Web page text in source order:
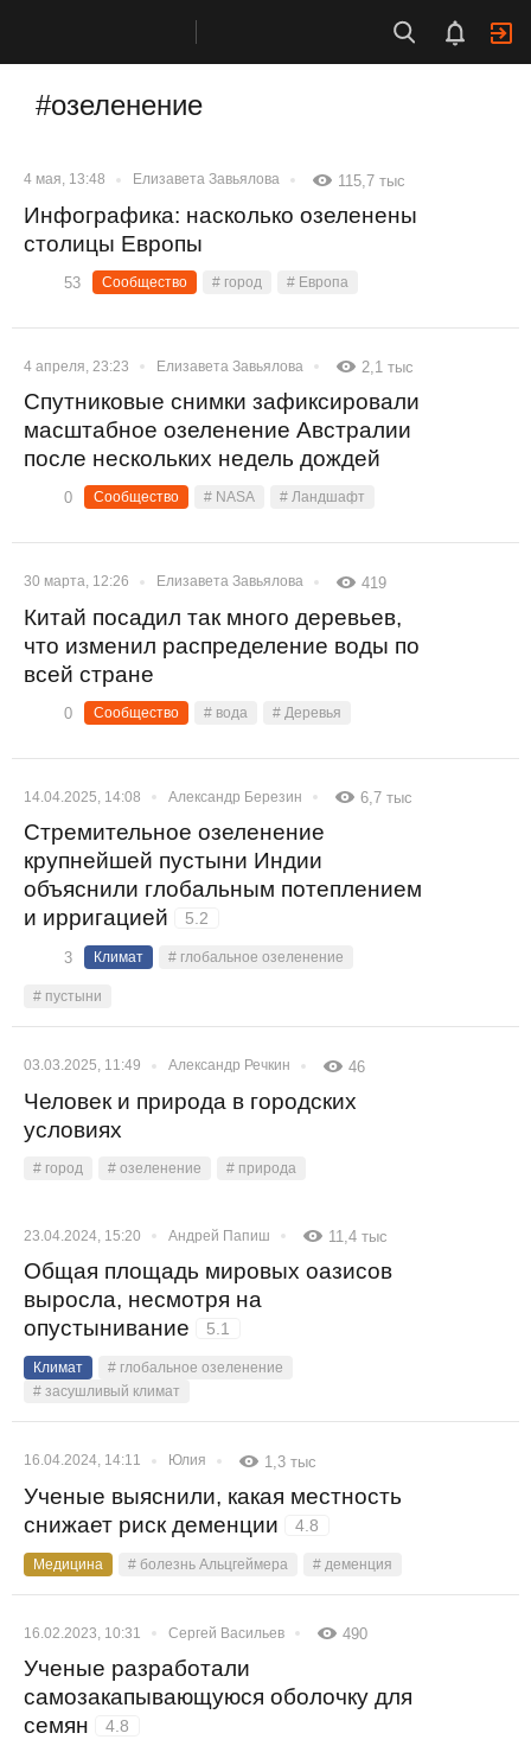
#озеленение
4 мая, 13:48 Елизавета Завьялова 115,7 тыс
Инфографика: насколько озеленены
столицы Европы
53 Сообщество # город # Европа
4 апреля, 23:23 Елизавета Завьялова 2,1 тыс
Спутниковые снимки зафиксировали
масштабное озеленение Австралии
после нескольких недель дождей
0 Сообщество # NASA # Ландшафт
30 марта, 12:26 Елизавета Завьялова 419
Китай посадил так много деревьев,
что изменил распределение воды по
всей стране
0 Сообщество # вода # Деревья
14.04.2025, 14:08 Александр Березин 6,7 тыс
Стремительное озеленение
крупнейшей пустыни Индии
объяснили глобальным потеплением
и ирригацией
5.2
3 Климат # глобальное озеленение
# пустыни
03.03.2025, 11:49 Александр Речкин 46
Человек и природа в городских
условиях
# город # озеленение # природа
23.04.2024, 15:20 Андрей Папиш 11,4 тыс
Общая площадь мировых оазисов
выросла, несмотря на
опустынивание
5.1
Климат
# глобальное озеленение
# засушливый климат
16.04.2024, 14:11 Юлия 1,3 тыс
Ученые выяснили, какая местность
снижает риск деменции
4.8
Медицина # болезнь Альцгеймера # деменция
16.02.2023, 10:31 Сергей Васильев 490
Ученые разработали
самозакапывающуюся оболочку для
семян
4.8